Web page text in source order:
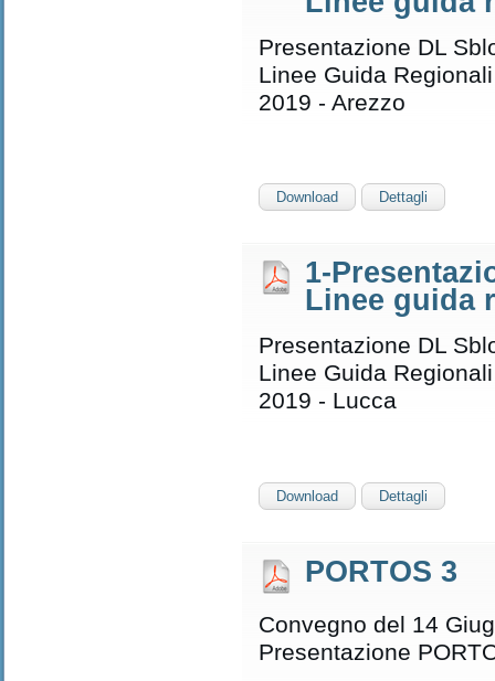
Presentazione DL
Linee Guida
2019 - Arezzo
Download Dettagli
1-
Linee guida
Presentazione DL
Linee Guida
2019 - Lucca
Download Dettagli
PORTOS 3
Convegno del 14
Presentazione